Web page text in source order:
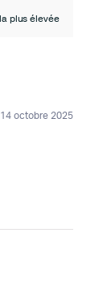
14 octobre 2025